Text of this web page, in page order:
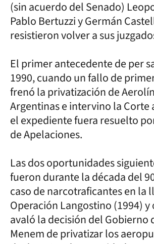
(sin acuerdo del Senado)
Pablo Bertuzzi y Germán
resistieron volver a sus
El primer antecedente de per
1990, cuando un fallo de
frenó la privatización de
Argentinas e intervino la Corte
el expediente fuera resuelto
de Apelaciones.
Las dos oportunidades
fueron durante la década del
caso de narcotraficantes en la
Operación Langostino (1994)
avaló la decisión del Gobierno
Menem de privatizar los